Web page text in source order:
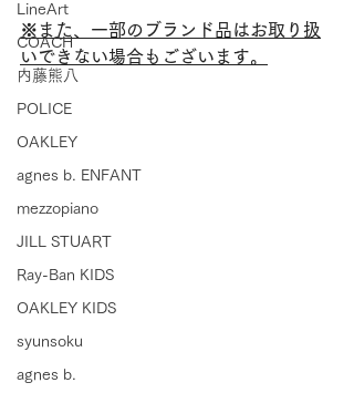
LineArt
COACH
内藤熊八
POLICE
OAKLEY
agnes b. ENFANT
mezzopiano
JILL STUART
Ray-Ban KIDS
OAKLEY KIDS
syunsoku
agnes b.
※また、一部のブランド品はお取り扱
いできない場合もございます。